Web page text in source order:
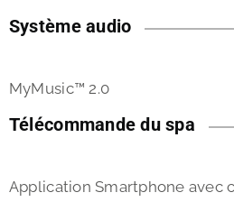
Système audio
MyMusic™ 2.0
Télécommande du spa
Application Smartphone avec